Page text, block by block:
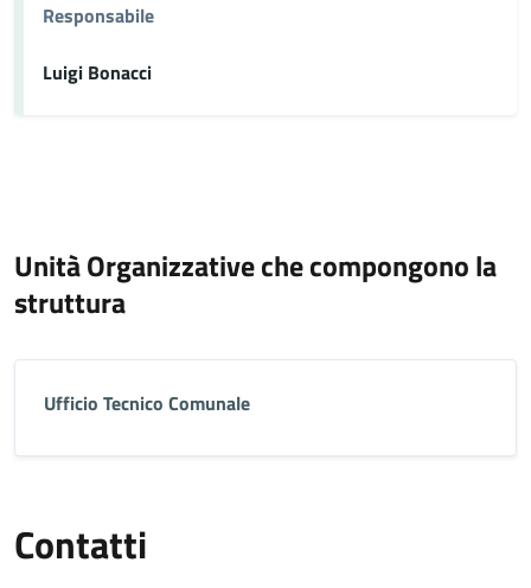
Responsabile
Luigi Bonacci
Unità Organizzative che compongono la
struttura
Ufficio Tecnico Comunale
Contatti